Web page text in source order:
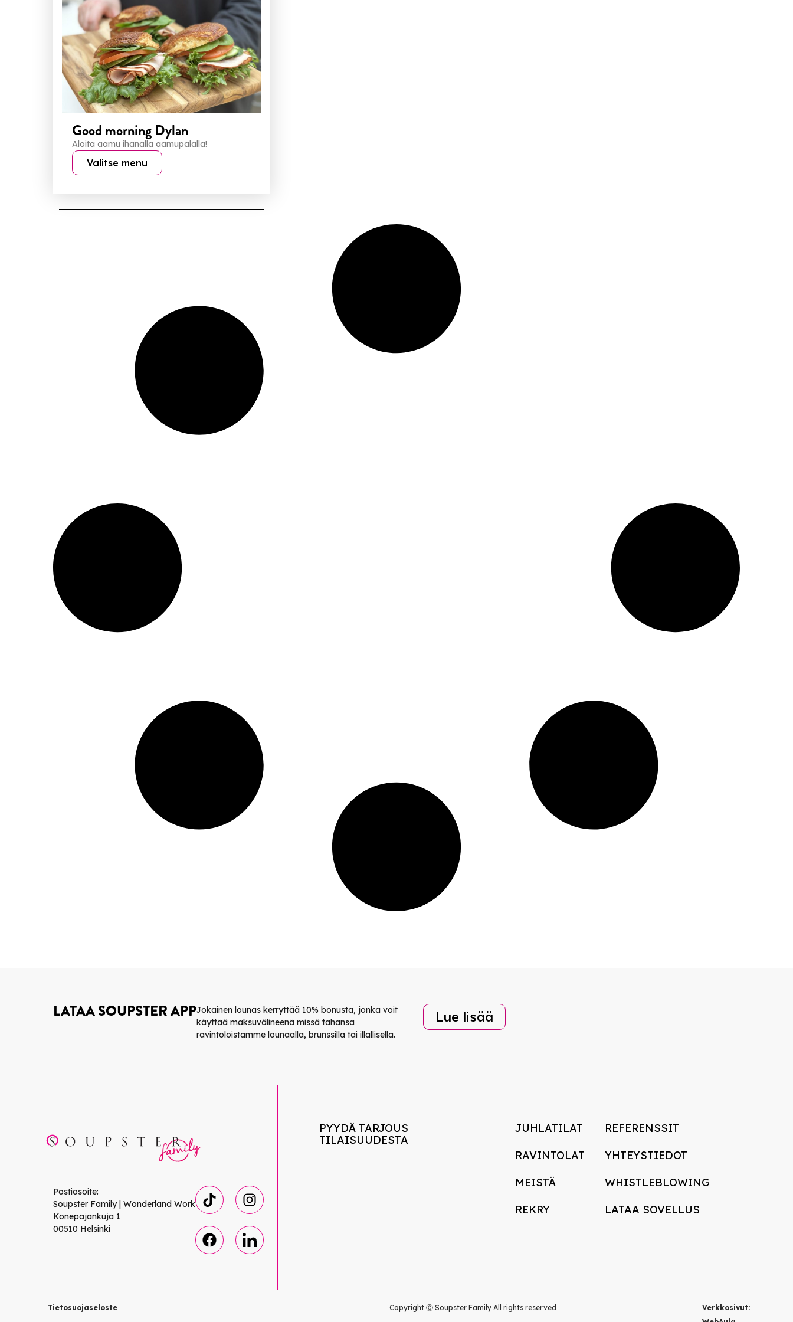
Good morning Dylan
Aloita aamu ihanalla aamupalalla!
Valitse menu
Jokainen lounas kerryttää 10% bonusta, jonka voit
käyttää maksuvälineenä missä tahansa
ravintoloistamme lounaalla, brunssilla tai illallisella.
LATAA SOUPSTER APP Lue lisää
Postiosoite:
Soupster Family | Wonderland Work
Konepajankuja 1
00510 Helsinki
PYYDÄ TARJOUS
TILAISUUDESTA
JUHLATILAT
RAVINTOLAT
MEISTÄ
REKRY
REFERENSSIT
YHTEYSTIEDOT
WHISTLEBLOWING
LATAA SOVELLUS
Tietosuojaseloste Copyright Ⓒ Soupster Family All rights reserved
Verkkosivut: